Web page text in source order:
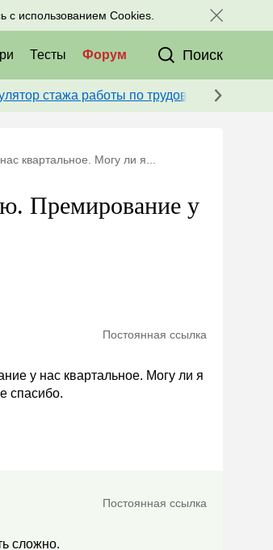
с использованием Cookies.
нам в соц. сетях:
Тесты Форум Поиск
стажа работы по трудовой книжке
квартальное. Могу ли я...
Премирование у
Постоянная ссылка
у нас квартальное. Могу ли я
спасибо.
Постоянная ссылка
сложно.